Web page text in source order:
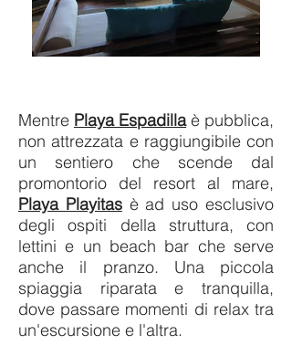
Mentre Playa Espadillaè pubblica,
non attrezzata e raggiungibile con
un sentiero che scende dal
promontorio del resort al mare,
Playa Playitasè ad uso esclusivo
degli ospiti della struttura, con
lettini e un beach bar che serve
anche il pranzo. Una piccola
spiaggia riparata e tranquilla,
dove passare momenti di relax tra
un'escursione e l'altra.